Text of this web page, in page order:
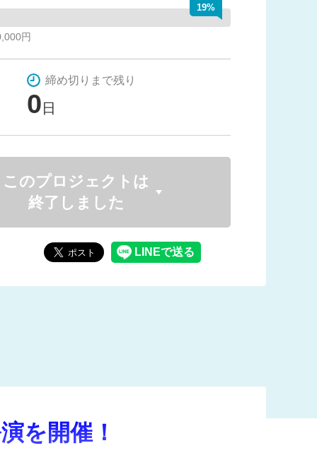
19%
円
締め切りまで残り
0 日
このプロジェクトは
終了しました
を開催！